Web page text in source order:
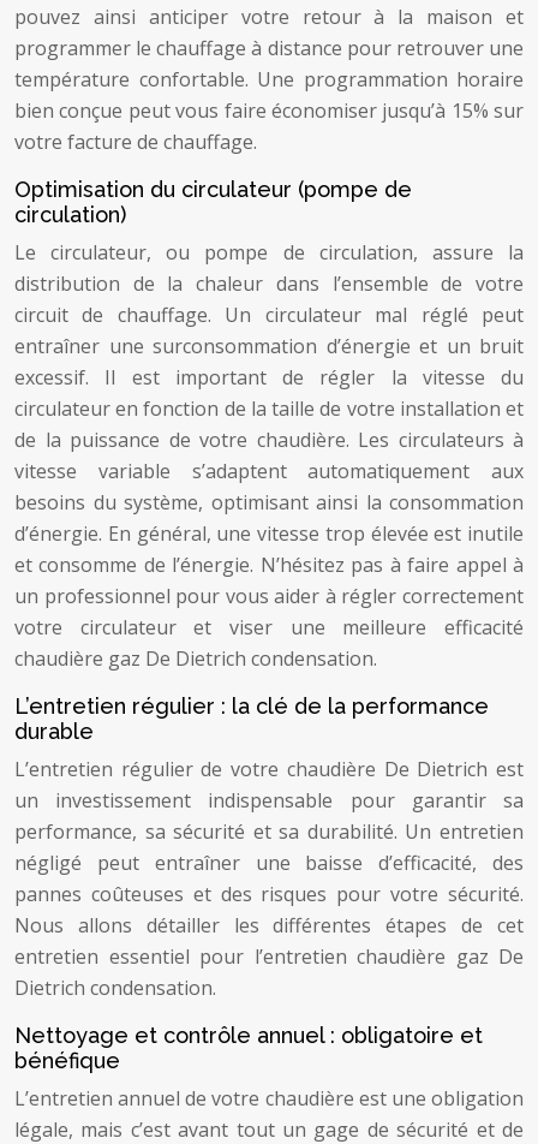
pouvez ainsi anticiper votre retour à la maison et
programmer le chauffage à distance pour retrouver une
température confortable. Une programmation horaire
bien conçue peut vous faire économiser jusqu’à 15% sur
votre facture de chauffage.
Optimisation du circulateur (pompe de
circulation)
Le circulateur, ou pompe de circulation, assure la
distribution de la chaleur dans l’ensemble de votre
circuit de chauffage. Un circulateur mal réglé peut
entraîner une surconsommation d’énergie et un bruit
excessif. Il est important de régler la vitesse du
circulateur en fonction de la taille de votre installation et
de la puissance de votre chaudière. Les circulateurs à
vitesse variable s’adaptent automatiquement aux
besoins du système, optimisant ainsi la consommation
d’énergie. En général, une vitesse trop élevée est inutile
et consomme de l’énergie. N’hésitez pas à faire appel à
un professionnel pour vous aider à régler correctement
votre circulateur et viser une meilleure efficacité
chaudière gaz De Dietrich condensation.
L’entretien régulier : la clé de la performance
durable
L’entretien régulier de votre chaudière De Dietrich est
un investissement indispensable pour garantir sa
performance, sa sécurité et sa durabilité. Un entretien
négligé peut entraîner une baisse d’efficacité, des
pannes coûteuses et des risques pour votre sécurité.
Nous allons détailler les différentes étapes de cet
entretien essentiel pour l’entretien chaudière gaz De
Dietrich condensation.
Nettoyage et contrôle annuel : obligatoire et
bénéfique
L’entretien annuel de votre chaudière est une obligation
légale, mais c’est avant tout un gage de sécurité et de